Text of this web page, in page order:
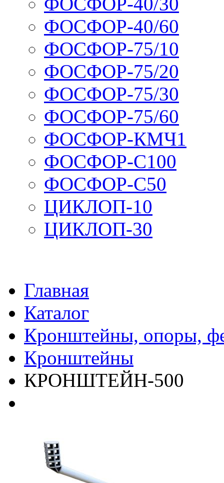
ФОСФОР-40/60
ФОСФОР-75/10
ФОСФОР-75/20
ФОСФОР-75/30
ФОСФОР-75/60
ФОСФОР-КМЧ1
ФОСФОР-С100
ФОСФОР-С50
ЦИКЛОП-10
ЦИКЛОП-30
Главная
Каталог
Кронштейны, опоры,
Кронштейны
КРОНШТЕЙН-500